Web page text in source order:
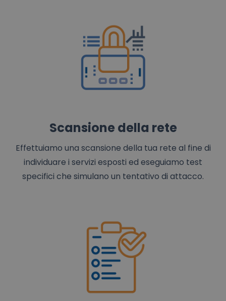
Scansione della rete
Effettuiamo una scansione della tua rete al fine di
individuare i servizi esposti ed eseguiamo test
specifici che simulano un tentativo di attacco.